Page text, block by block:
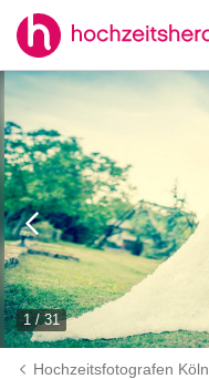
1 / 31
Hochzeitsfotografen Köln